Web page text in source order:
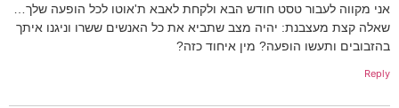
אני מקווה לעבור טסט חודש הבא ולקחת לאבא ת'אוטו לכל הופעה שלך…
שאלה קצת מעצבנת: יהיה מצב שתביא את כל האנשים ששרו וניגנו איתך
בהזבובים ותעשו הופעה? מין איחוד כזה?
Reply